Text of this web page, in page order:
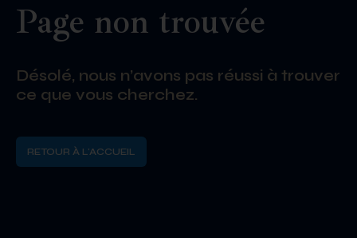
Page non trouvée
Désolé, nous n’avons pas réussi à trouver
ce que vous cherchez.
RETOUR À L'ACCUEIL